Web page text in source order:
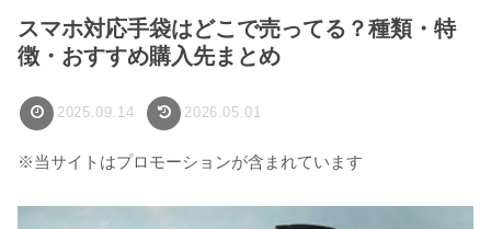
スマホ対応手袋はどこで売ってる？種類・特
徴・おすすめ購入先まとめ
2025.09.14 2026.05.01
※当サイトはプロモーションが含まれています